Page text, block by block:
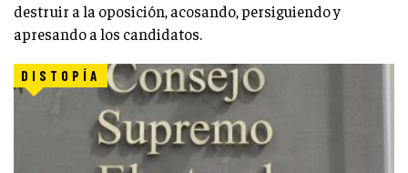
destruir a la oposición, acosando, persiguiendo y
apresando a los candidatos.
DISTOPÍA